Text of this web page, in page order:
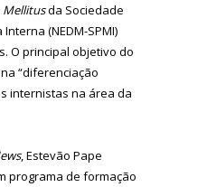
Mellitusda Sociedade
(NEDM-SPMI)
O principal objetivo do
“diferenciação
internistas na área da
, Estevão Pape
programa de formação